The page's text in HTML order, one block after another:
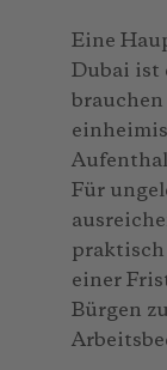
Eine
Dubai ist
Für
einer
Bürgen